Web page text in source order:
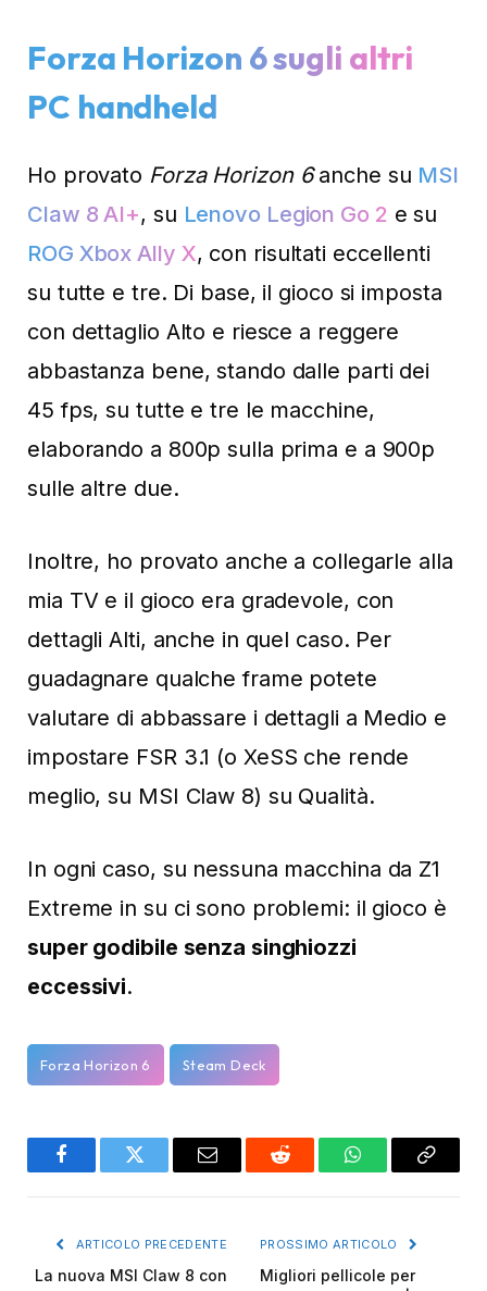
Forza Horizon 6 sugli altri
PC handheld
Ho provato Forza Horizon 6anche su MSI
Claw 8 AI+, su Lenovo Legion Go 2 e su
ROG Xbox Ally X, con risultati eccellenti
su tutte e tre. Di base, il gioco si imposta
con dettaglio Alto e riesce a reggere
abbastanza bene, stando dalle parti dei
45 fps, su tutte e tre le macchine,
elaborando a 800p sulla prima e a 900p
sulle altre due.
Inoltre, ho provato anche a collegarle alla
mia TV e il gioco era gradevole, con
dettagli Alti, anche in quel caso. Per
guadagnare qualche frame potete
valutare di abbassare i dettagli a Medio e
impostare FSR 3.1 (o XeSS che rende
meglio, su MSI Claw 8) su Qualità.
In ogni caso, su nessuna macchina da Z1
Extreme in su ci sono problemi: il gioco è
super godibile senza singhiozzi
eccessivi.
Forza Horizon 6 Steam Deck
FacebookTwitter Email Reddit WhatsAppCopy
ARTICOLO PRECEDENTE
La nuova MSI Claw 8 con
PROSSIMO ARTICOLO
Migliori pellicole per